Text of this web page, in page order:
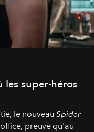
super-héros
le nouveau Spider-
preuve qu'au-